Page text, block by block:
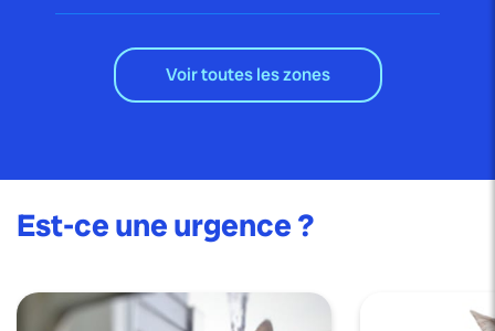
Voir toutes les zones
Est-ce une urgence ?